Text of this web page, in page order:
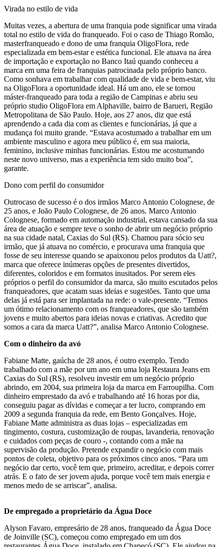
Virada no estilo de vida
Muitas vezes, a abertura de uma franquia pode significar uma virada
total no estilo de vida do franqueado. Foi o caso de Thiago Romão,
masterfranqueado e dono de uma franquia OligoFlora, rede
especializada em bem-estar e estética funcional. Ele atuava na área
de importação e exportação no Banco Itaú quando conheceu a
marca em uma feira de franquias patrocinada pelo próprio banco.
Como sonhava em trabalhar com qualidade de vida e bem-estar, viu
na OligoFlora a oportunidade ideal. Há um ano, ele se tornou
máster-franqueado para toda a região de Campinas e abriu seu
próprio studio OligoFlora em Alphaville, bairro de Barueri, Região
Metropolitana de São Paulo. Hoje, aos 27 anos, diz que está
aprendendo a cada dia com as clientes e funcionárias, já que a
mudança foi muito grande. “Estava acostumado a trabalhar em um
ambiente masculino e agora meu público é, em sua maioria,
feminino, inclusive minhas funcionárias. Estou me acostumando
neste novo universo, mas a experiência tem sido muito boa”,
garante.
Dono com perfil do consumidor
Outrocaso de sucesso é o dos irmãos Marco Antonio Colognese, de
25 anos, e João Paulo Colognese, de 26 anos. Marco Antonio
Colognese, formado em automação industrial, estava cansado da sua
área de atuação e sempre teve o sonho de abrir um negócio próprio
na sua cidade natal, Caxias do Sul (RS). Chamou para sócio seu
irmão, que já atuava no comércio, e procurava uma franquia que
fosse de seu interesse quando se apaixonou pelos produtos da Uatt?,
marca que oferece inúmeras opções de presentes divertidos,
diferentes, coloridos e em formatos inusitados. Por serem eles
próprios o perfil do consumidor da marca, são muito escutados pelos
franqueadores, que acatam suas ideias e sugestões. Tanto que uma
delas já está para ser implantada na rede: o vale-presente. “Temos
um ótimo relacionamento com os franqueadores, que são também
jovens e muito abertos para ideias novas e criativas. Acredito que
somos a cara da marca Uatt?”, analisa Marco Antonio Colognese.
Com o dinheiro da avó
Fabiane Matte, gaúcha de 28 anos, é outro exemplo. Tendo
trabalhado com a mãe por um ano em uma loja Restaura Jeans em
Caxias do Sul (RS), resolveu investir em um negócio próprio
abrindo, em 2004, sua primeira loja da marca em Farroupilha. Com
dinheiro emprestado da avó e trabalhando até 16 horas por dia,
conseguiu pagar as dívidas e começar a ter lucro, comprando em
2009 a segunda franquia da rede, em Bento Gonçalves. Hoje,
Fabiane Matte administra as duas lojas – especializadas em
tingimento, costura, customização de roupas, lavanderia, renovação
e cuidados com peças de couro -, contando com a mãe na
supervisão da produção. Pretende expandir o negócio com mais
pontos de coleta, objetivo para os próximos cinco anos. “Para um
negócio dar certo, você tem que, primeiro, acreditar, e depois correr
atrás. E o fato de ser jovem ajuda, porque você tem mais energia e
menos medo de se arriscar”, analisa.
De empregado a proprietário da Água Doce
Alyson Favaro, empresário de 28 anos, franqueado da Água Doce
de Joinville (SC), começou como empregado em um dos